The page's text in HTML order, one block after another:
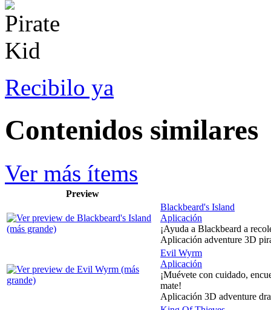
Recibilo ya
Contenidos similares
Ver más ítems
Preview
Blackbeard's Island
Aplicación
¡Ayuda a Blackbeard a
Aplicación adventure 3D
Evil Wyrm
Aplicación
¡Muévete con cuidado,
mate!
Aplicación 3D adventure